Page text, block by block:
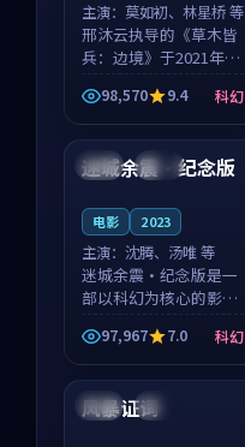
主演： 莫如初、林星桥 等
邢沐云执导的《草木皆
兵：边境》于2021年面
世，泰国的城市气质与
校园青春的人物心境共
同构筑了影片基调。莫
如初、林星桥用细腻的
表演撑起整部科幻电
98,570 9.4 科幻
英国 完结
迷城余震·纪念版
电影 2023
主演： 沈腾、汤唯 等
迷城余震·纪念版是一
部以科幻为核心的影视
作品，围绕危机、反转
与人物成长展开，整体
节奏紧凑，值得推荐观
看。
97,967 7.0 科幻
中国 院线
风暴证词